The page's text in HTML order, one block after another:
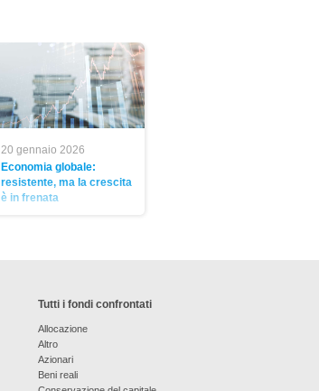
20 gennaio 2026
Economia globale:
resistente, ma la crescita
è in frenata
Tutti i fondi confrontati
Allocazione
Altro
Azionari
Beni reali